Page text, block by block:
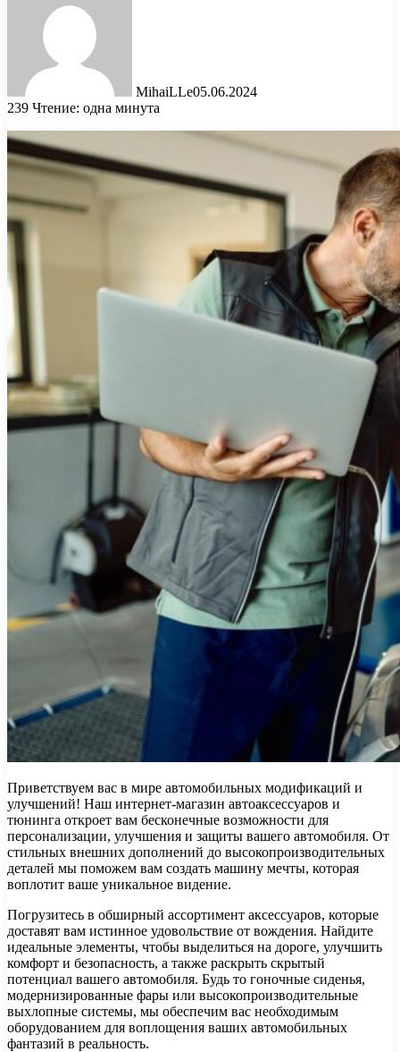
MihaiLLe05.06.2024
239 Чтение: одна минута
Приветствуем вас в мире автомобильных модификаций и
улучшений! Наш интернет-магазин автоаксессуаров и
тюнинга откроет вам бесконечные возможности для
персонализации, улучшения и защиты вашего автомобиля. От
стильных внешних дополнений до высокопроизводительных
деталей мы поможем вам создать машину мечты, которая
воплотит ваше уникальное видение.
Погрузитесь в обширный ассортимент аксессуаров, которые
доставят вам истинное удовольствие от вождения. Найдите
идеальные элементы, чтобы выделиться на дороге, улучшить
комфорт и безопасность, а также раскрыть скрытый
потенциал вашего автомобиля. Будь то гоночные сиденья,
модернизированные фары или высокопроизводительные
выхлопные системы, мы обеспечим вас необходимым
оборудованием для воплощения ваших автомобильных
фантазий в реальность.